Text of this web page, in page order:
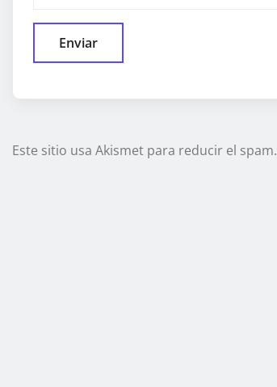
Este sitio usa Akismet para reducir el spam.